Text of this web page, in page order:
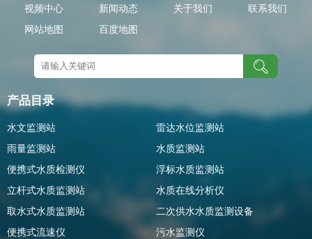
视频中心
新闻动态 关于我们
联系我们
网站地图
百度地图
产品目录
水文监测站
雷达水位监测站
雨量监测站
水质监测站
便携式水质检测仪
浮标水质监测站
立杆式水质监测站
水质在线分析仪
取水式水质监测站
二次供水水质监测设备
便携式流速仪
污水监测仪